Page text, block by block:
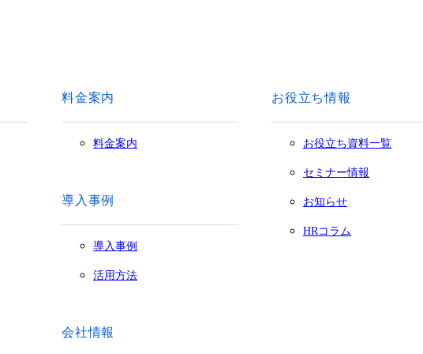
料金案内
料金案内
導入事例
導入事例
活用方法
会社情報
お役立ち情報
お役立ち資料一覧
セミナー情報
お知らせ
HRコラム